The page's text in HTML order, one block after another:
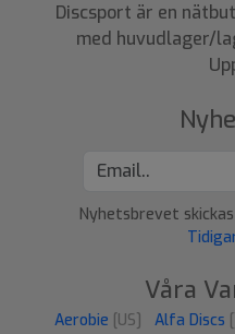
Discsport är en
med huvudlager/
Nyhetsbrevet
Våra
Aerobie [US] Alfa Discs